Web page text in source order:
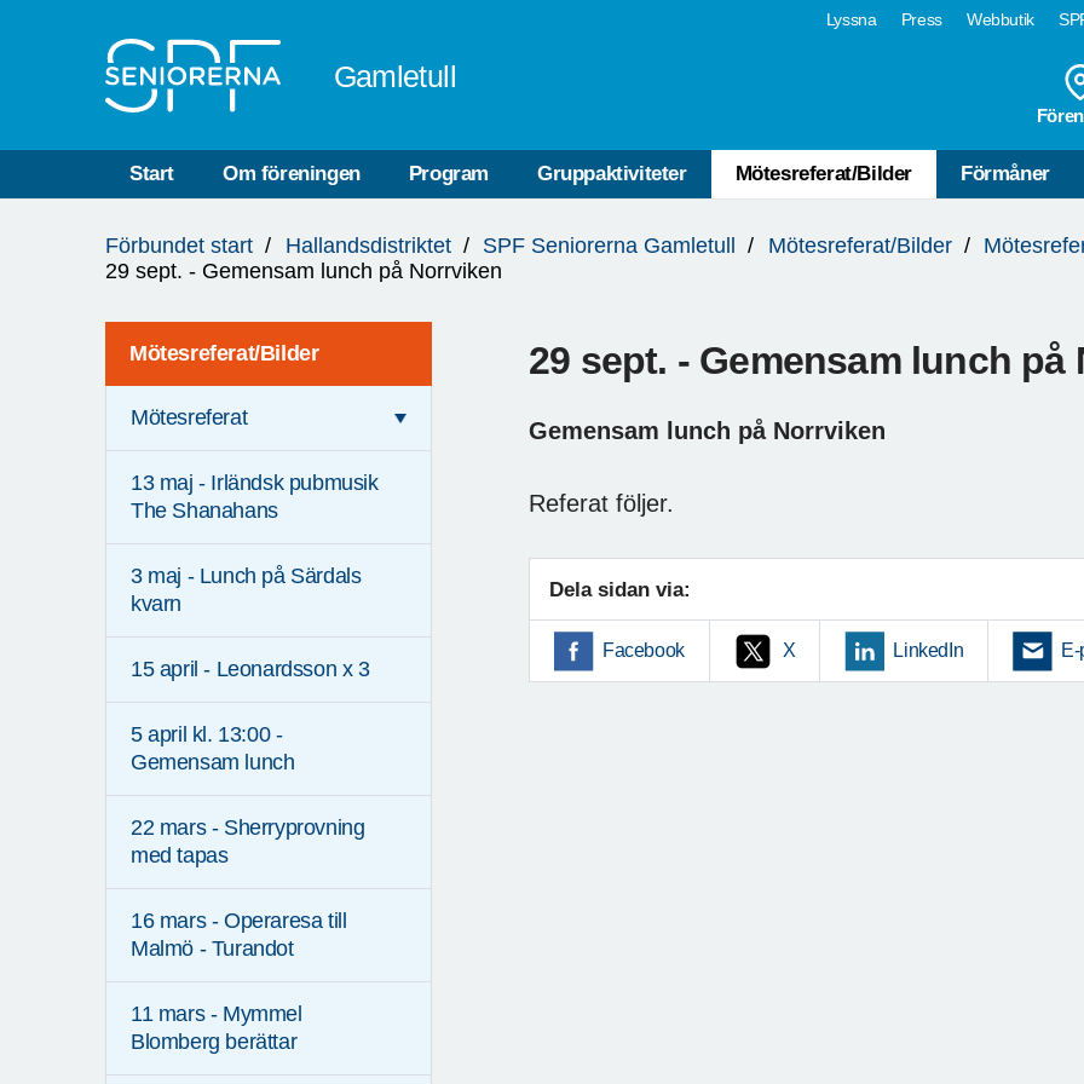
Lyssna Press Webbutik
Gamletull
Start Om föreningen Program Gruppaktiviteter Mötesreferat/Bilder Förmåner
är
Förbundet start Hallandsdistriktet SPF Seniorerna Gamletull Mötesreferat/Bilder
29 sept. - Gemensam lunch på Norrviken
Mötesreferat/Bilder
Mötesreferat
13 maj - Irländsk pubmusik
The Shanahans
3 maj - Lunch på Särdals
kvarn
15 april - Leonardsson x 3
5 april kl. 13:00 -
Gemensam lunch
22 mars - Sherryprovning
med tapas
16 mars - Operaresa till
Malmö - Turandot
11 mars - Mymmel
Blomberg berättar
29 sept. - Gemensam lunch på
Gemensam lunch på Norrviken
Referat följer.
Dela sidan via:
Facebook X LinkedIn